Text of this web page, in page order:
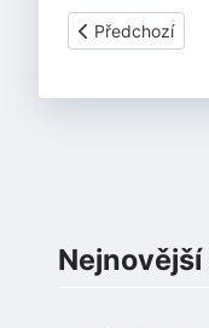
Předchozí
Předchozí